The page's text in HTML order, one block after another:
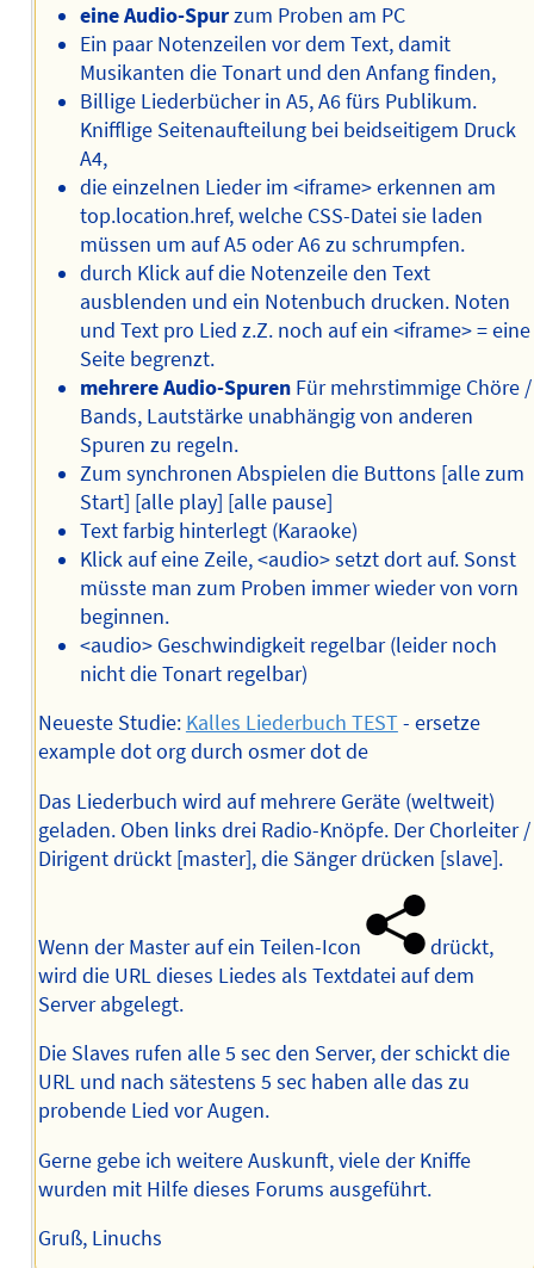
eine Audio-Spurzum Proben am PC
Ein paar Notenzeilen vor dem Text, damit
Musikanten die Tonart und den Anfang finden,
Billige Liederbücher in A5, A6 fürs Publikum.
Knifflige Seitenaufteilung bei beidseitigem Druck
A4,
die einzelnen Lieder im <iframe> erkennen am
top.location.href, welche CSS-Datei sie laden
müssen um auf A5 oder A6 zu schrumpfen.
durch Klick auf die Notenzeile den Text
ausblenden und ein Notenbuch drucken. Noten
und Text pro Lied z.Z. noch auf ein <iframe> = eine
Seite begrenzt.
mehrere Audio-Spuren Für mehrstimmige Chöre /
Bands, Lautstärke unabhängig von anderen
Spuren zu regeln.
Zum synchronen Abspielen die Buttons [alle zum
Start] [alle play] [alle pause]
Text farbig hinterlegt (Karaoke)
Klick auf eine Zeile, <audio> setzt dort auf. Sonst
müsste man zum Proben immer wieder von vorn
beginnen.
<audio> Geschwindigkeit regelbar (leider noch
nicht die Tonart regelbar)
Neueste Studie: Kalles Liederbuch TEST- ersetze
example dot org durch osmer dot de
Das Liederbuch wird auf mehrere Geräte (weltweit)
geladen. Oben links drei Radio-Knöpfe. Der Chorleiter /
Dirigent drückt [master], die Sänger drücken [slave].
Wenn der Master auf ein Teilen-Icon
drückt,
wird die URL dieses Liedes als Textdatei auf dem
Server abgelegt.
Die Slaves rufen alle 5 sec den Server, der schickt die
URL und nach sätestens 5 sec haben alle das zu
probende Lied vor Augen.
Gerne gebe ich weitere Auskunft, viele der Kniffe
wurden mit Hilfe dieses Forums ausgeführt.
Gruß, Linuchs